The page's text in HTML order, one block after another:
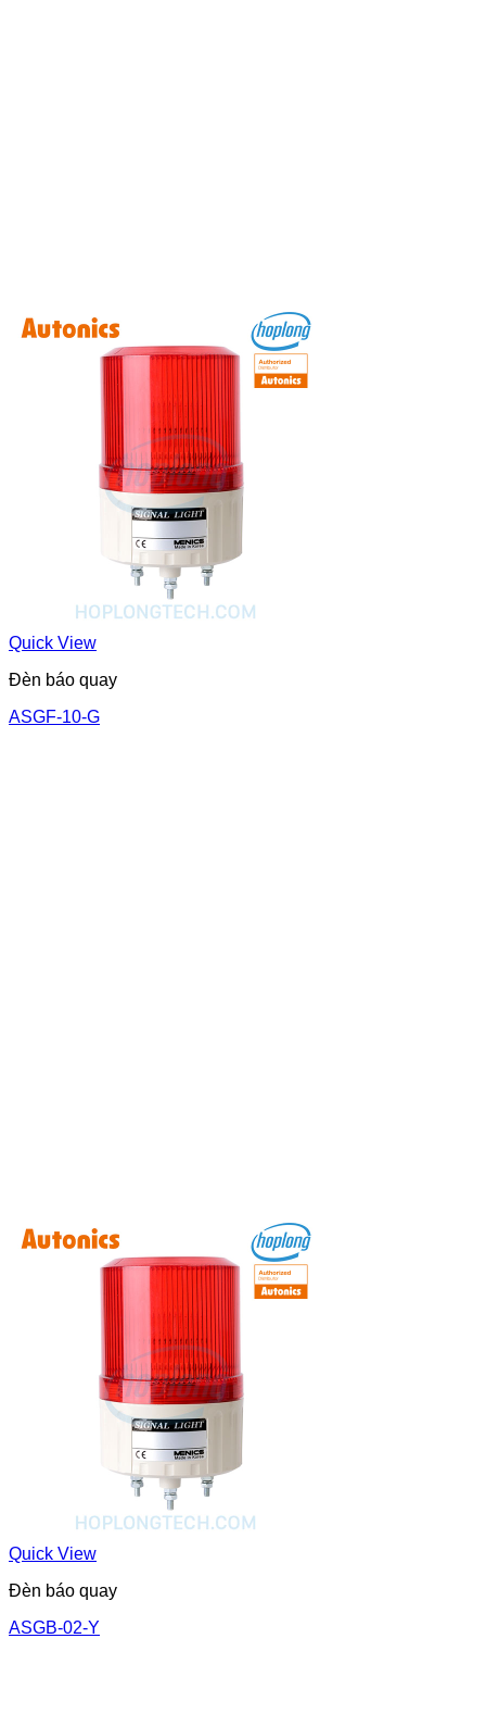
Quick View
Đèn báo quay
ASGF-10-G
Quick View
Đèn báo quay
ASGB-02-Y